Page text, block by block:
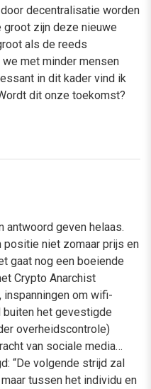
decentralisatie worden
groot zijn deze nieuwe
als de reeds
met minder mensen
in dit kader vind ik
dit onze toekomst?
antwoord geven helaas.
positie niet zomaar prijs en
gaat nog een boeiende
Crypto Anarchist
om wifi-
het gevestigde
overheidscontrole)
van sociale media…
“De volgende strijd zal
tussen het individu en